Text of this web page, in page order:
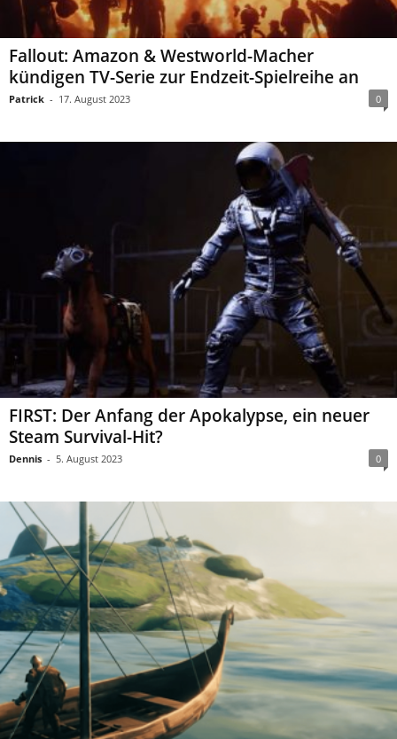
Fallout: Amazon & Westworld-Macher
kündigen TV-Serie zur Endzeit-Spielreihe an
Patrick - 17. August 2023 0
FIRST: Der Anfang der Apokalypse, ein neuer
Steam Survival-Hit?
Dennis - 5. August 2023 0